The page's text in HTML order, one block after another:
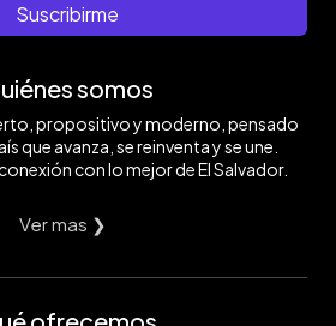
Suscribirme
somos
propositivo y moderno, pensado
que avanza, se reinventa y se une.
con lo mejor de El Salvador.
Ver mas ❯